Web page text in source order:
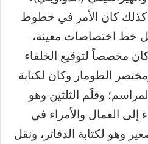
كان الأمر في خطوط
خط اختصاصات معينة،
مخصصاً لتوقيع الخلفاء
الطومار وكان لكتابة
وقلَم الثلثين وهو
إلى العمال والأمراء في
وهو لكتابة الدفاتر، ونقل